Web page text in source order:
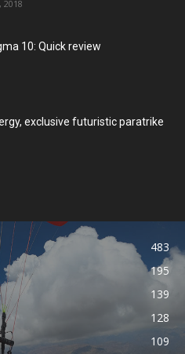
10: Quick review
exclusive futuristic paratrike
483
195
139
128
109